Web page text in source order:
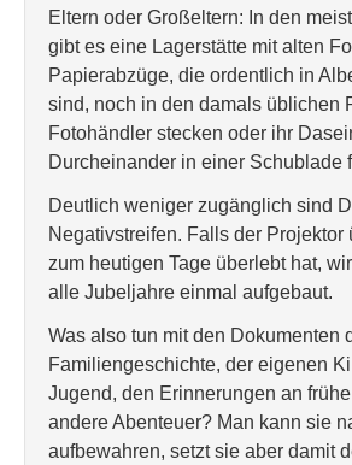
Eltern oder Großeltern: In den
gibt es eine Lagerstätte mit alten
Papierabzüge, die ordentlich in
sind, noch in den damals üblichen
Fotohändler stecken oder ihr
Durcheinander in einer Schublade
Deutlich weniger zugänglich sind
Negativstreifen. Falls der Projektor
zum heutigen Tage überlebt hat,
alle Jubeljahre einmal aufgebaut.
Was also tun mit den Dokumenten
Familiengeschichte, der eigenen
Jugend, den Erinnerungen an
andere Abenteuer? Man kann sie
aufbewahren, setzt sie aber damit